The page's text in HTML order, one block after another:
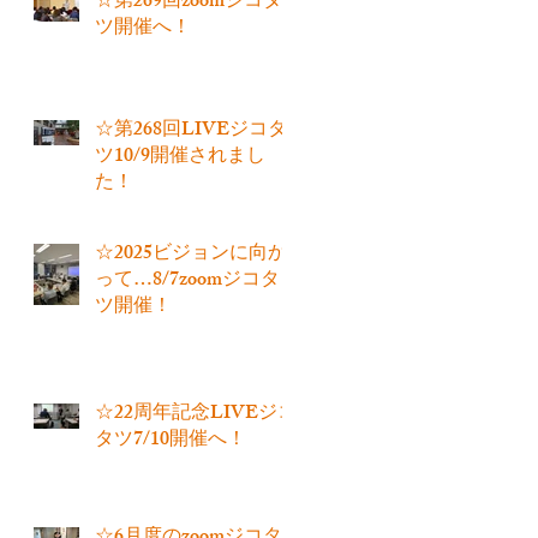
ツ開催へ！
☆第268回LIVEジコタ
ツ10/9開催されまし
た！
☆2025ビジョンに向か
って…8/7zoomジコタ
ツ開催！
☆22周年記念LIVEジコ
タツ7/10開催へ！